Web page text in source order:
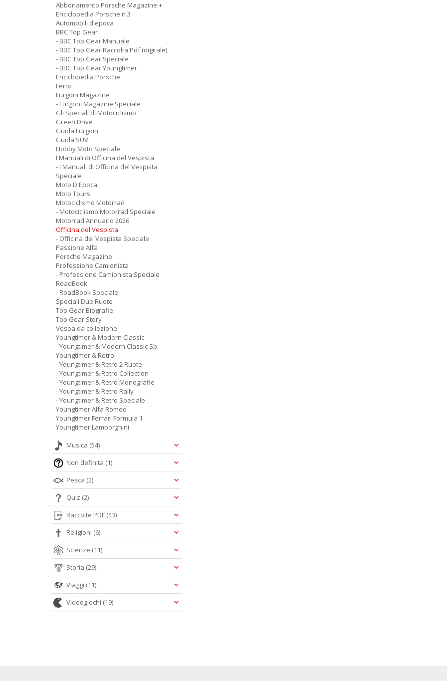
Abbonamento Porsche Magazine +
Enciclopedia Porsche n.3
Automobili d epoca
BBC Top Gear
- BBC Top Gear Manuale
- BBC Top Gear Raccolta Pdf (digitale)
- BBC Top Gear Speciale
- BBC Top Gear Youngtimer
Enciclopedia Porsche
Ferro
Furgoni Magazine
- Furgoni Magazine Speciale
Gli Speciali di Motociclismo
Green Drive
Guida Furgoni
Guida SUV
Hobby Moto Speciale
I Manuali di Officina del Vespista
- I Manuali di Officina del Vespista
Speciale
Moto D'Epoca
Moto Tours
Motociclismo Motorrad
- Motociclismo Motorrad Speciale
Motorrad Annuario 2026
Officina del Vespista
- Officina del Vespista Speciale
Passione Alfa
Porsche Magazine
Professione Camionista
- Professione Camionista Speciale
RoadBook
- RoadBook Speciale
Speciali Due Ruote
Top Gear Biografie
Top Gear Story
Vespa da collezione
Youngtimer & Modern Classic
- Youngtimer & Modern Classic Sp.
Youngtimer & Retro
- Youngtimer & Retro 2 Ruote
- Youngtimer & Retro Collection
- Youngtimer & Retro Monografie
- Youngtimer & Retro Rally
- Youngtimer & Retro Speciale
Youngtimer Alfa Romeo
Youngtimer Ferrari Formula 1
Youngtimer Lamborghini
Musica (54)
Non definita (1)
Pesca (2)
Quiz (2)
Raccolte PDF (43)
Religioni (6)
Scienze (11)
Storia (29)
Viaggi (11)
Videogiochi (19)